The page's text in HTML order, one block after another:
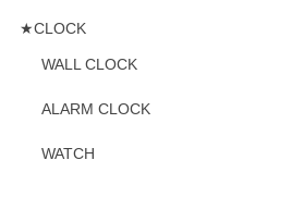
★CLOCK
WALL CLOCK
ALARM CLOCK
WATCH